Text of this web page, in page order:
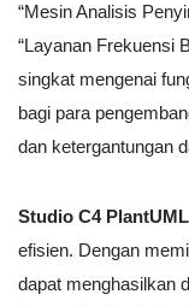
“Mesin Analisis
“Layanan Frekuensi
singkat mengenai
bagi para
dan ketergantungan
Studio C4
efisien. Dengan
dapat menghasilkan